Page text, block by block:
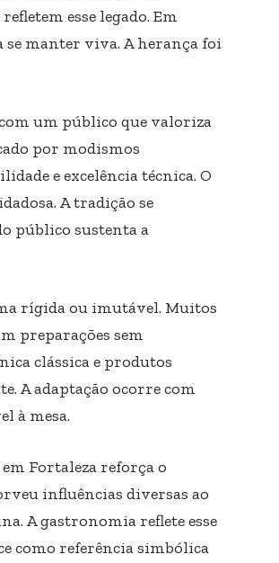
esse legado. Em
manter viva. A herança foi
um público que valoriza
por modismos
e excelência técnica. O
A tradição se
público sustenta a
rígida ou imutável. Muitos
preparações sem
clássica e produtos
A adaptação ocorre com
à mesa.
Fortaleza reforça o
influências diversas ao
A gastronomia reflete esse
como referência simbólica